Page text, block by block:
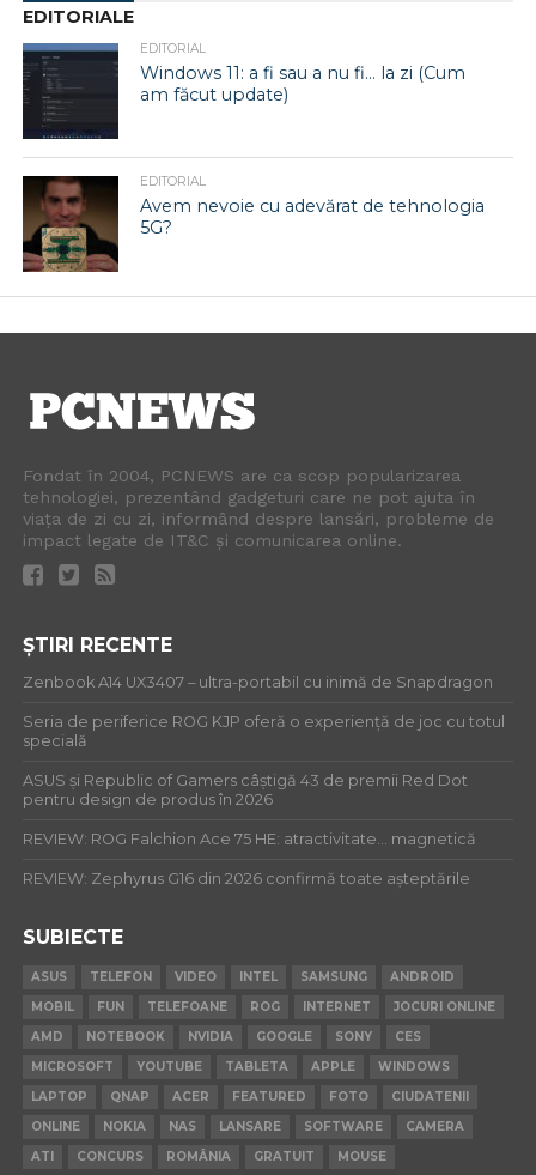
EDITORIALE
EDITORIAL
Windows 11: a fi sau a nu fi… la zi (Cum
am făcut update)
EDITORIAL
Avem nevoie cu adevărat de tehnologia
5G?
Fondat în 2004, PCNEWS are ca scop popularizarea
tehnologiei, prezentând gadgeturi care ne pot ajuta în
viața de zi cu zi, informând despre lansări, probleme de
impact legate de IT&C și comunicarea online.
ȘTIRI RECENTE
Zenbook A14 UX3407 – ultra-portabil cu inimă de Snapdragon
Seria de periferice ROG KJP oferă o experiență de joc cu totul
specială
ASUS și Republic of Gamers câștigă 43 de premii Red Dot
pentru design de produs în 2026
REVIEW: ROG Falchion Ace 75 HE: atractivitate… magnetică
REVIEW: Zephyrus G16 din 2026 confirmă toate așteptările
SUBIECTE
ASUS TELEFON VIDEO INTEL SAMSUNG
ANDROID
MOBIL
FUN TELEFOANE ROG INTERNET
JOCURI ONLINE
AMD
NOTEBOOK NVIDIA GOOGLE SONY
CES
MICROSOFT
YOUTUBE TABLETA APPLE
WINDOWS
LAPTOP
QNAP ACER FEATURED FOTO
CIUDATENII
ONLINE
NOKIA NAS LANSARE SOFTWARE
CAMERA
ATI
CONCURS ROMÂNIA GRATUIT MOUSE